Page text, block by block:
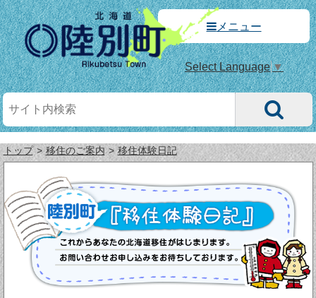
メニュー
Select Language▼
トップ 移住のご案内 移住体験日記